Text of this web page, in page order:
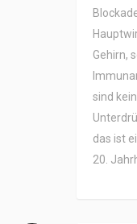
Gehirn,
sind
das ist
20.